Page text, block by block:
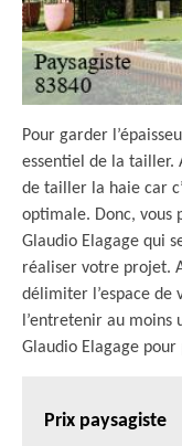
Pour garder
essentiel de la tailler.
de tailler la haie car
optimale. Donc, vous
Glaudio Elagage qui
réaliser votre projet.
délimiter l’espace de
l’entretenir au moins
Glaudio Elagage
Prix paysagiste